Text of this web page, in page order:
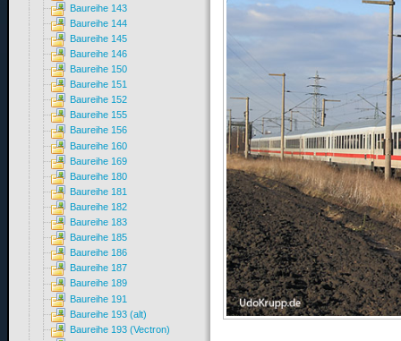
Baureihe 143
Baureihe 144
Baureihe 145
Baureihe 146
Baureihe 150
Baureihe 151
Baureihe 152
Baureihe 155
Baureihe 156
Baureihe 160
Baureihe 169
Baureihe 180
Baureihe 181
Baureihe 182
Baureihe 183
Baureihe 185
Baureihe 186
Baureihe 187
Baureihe 189
Baureihe 191
Baureihe 193 (alt)
Baureihe 193 (Vectron)